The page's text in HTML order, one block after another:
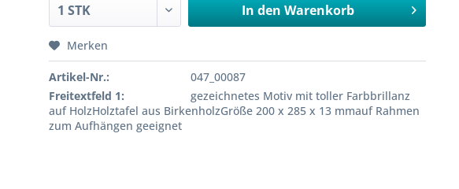
In den Warenkorb
Merken
Artikel-Nr.:
047_00087
Freitextfeld 1:
gezeichnetes Motiv mit toller Farbbrillanz
auf HolzHolztafel aus BirkenholzGröße 200 x 285 x 13 mmauf Rahmen
zum Aufhängen geeignet